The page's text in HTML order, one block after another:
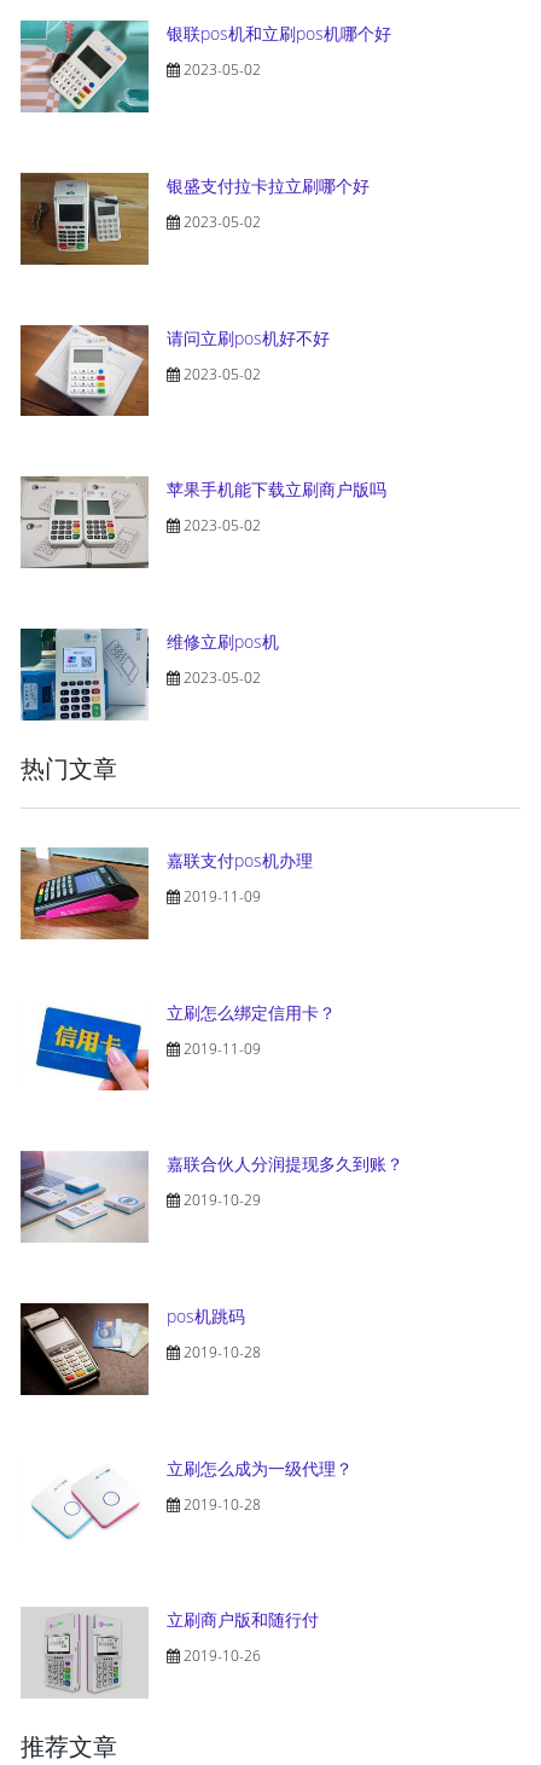
银联pos机和立刷pos机哪个好
2023-05-02
银盛支付拉卡拉立刷哪个好
2023-05-02
请问立刷pos机好不好
2023-05-02
苹果手机能下载立刷商户版吗
2023-05-02
维修立刷pos机
2023-05-02
热门文章
嘉联支付pos机办理
2019-11-09
立刷怎么绑定信用卡？
2019-11-09
嘉联合伙人分润提现多久到账？
2019-10-29
pos机跳码
2019-10-28
立刷怎么成为一级代理？
2019-10-28
立刷商户版和随行付
2019-10-26
推荐文章